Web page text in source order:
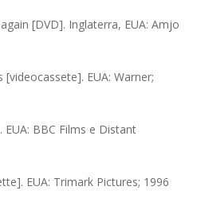
[DVD]. Inglaterra, EUA: Amjo
EUA: Warner;
BBC Films e Distant
EUA: Trimark Pictures; 1996